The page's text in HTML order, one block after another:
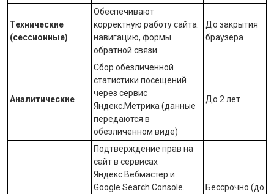
Технические
(сессионные)
Обеспечивают
корректную работу сайта:
навигацию, формы
обратной связи
До закрытия
браузера
Аналитические
Сбор обезличенной
статистики посещений
через сервис
Яндекс.Метрика (данные
передаются в
обезличенном виде)
До 2 лет
Подтверждение прав на
сайт в сервисах
Яндекс.Вебмастер и
Google Search Console
Бессрочно (до